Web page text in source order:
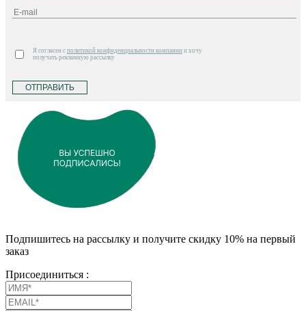
Я согласен с политикой конфиденциальности компании и хочу
получать рекламную рассылку
ОТПРАВИТЬ
Подпишитесь на рассылку и получите скидку 10% на первый
заказ
Присоединиться :